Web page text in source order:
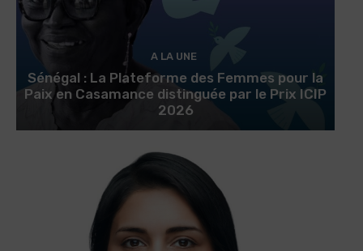
A LA UNE
Sénégal : La Plateforme des Femmes pour la
Paix en Casamance distinguée par le Prix ICIP
2026